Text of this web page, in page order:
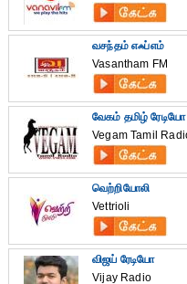
வசந்தம் எஃப்எம்
Vasantham FM
வேகம் தமிழ் ரேடியோ
Vegam Tamil
வெற்றியோலி
Vettrioli
விஜய் ரேடியோ
Vijay Radio